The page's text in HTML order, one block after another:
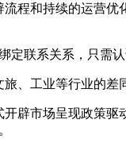
程和持续的运营优
联系关系，只需认
、工业等行业的差
辟市场呈现政策驱